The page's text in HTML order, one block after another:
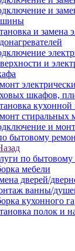
и
и замена
и
шкафов,
стиральных
и
бытовому
по бытовому
мебели
дверей/
ванны/
кухонного
полок и